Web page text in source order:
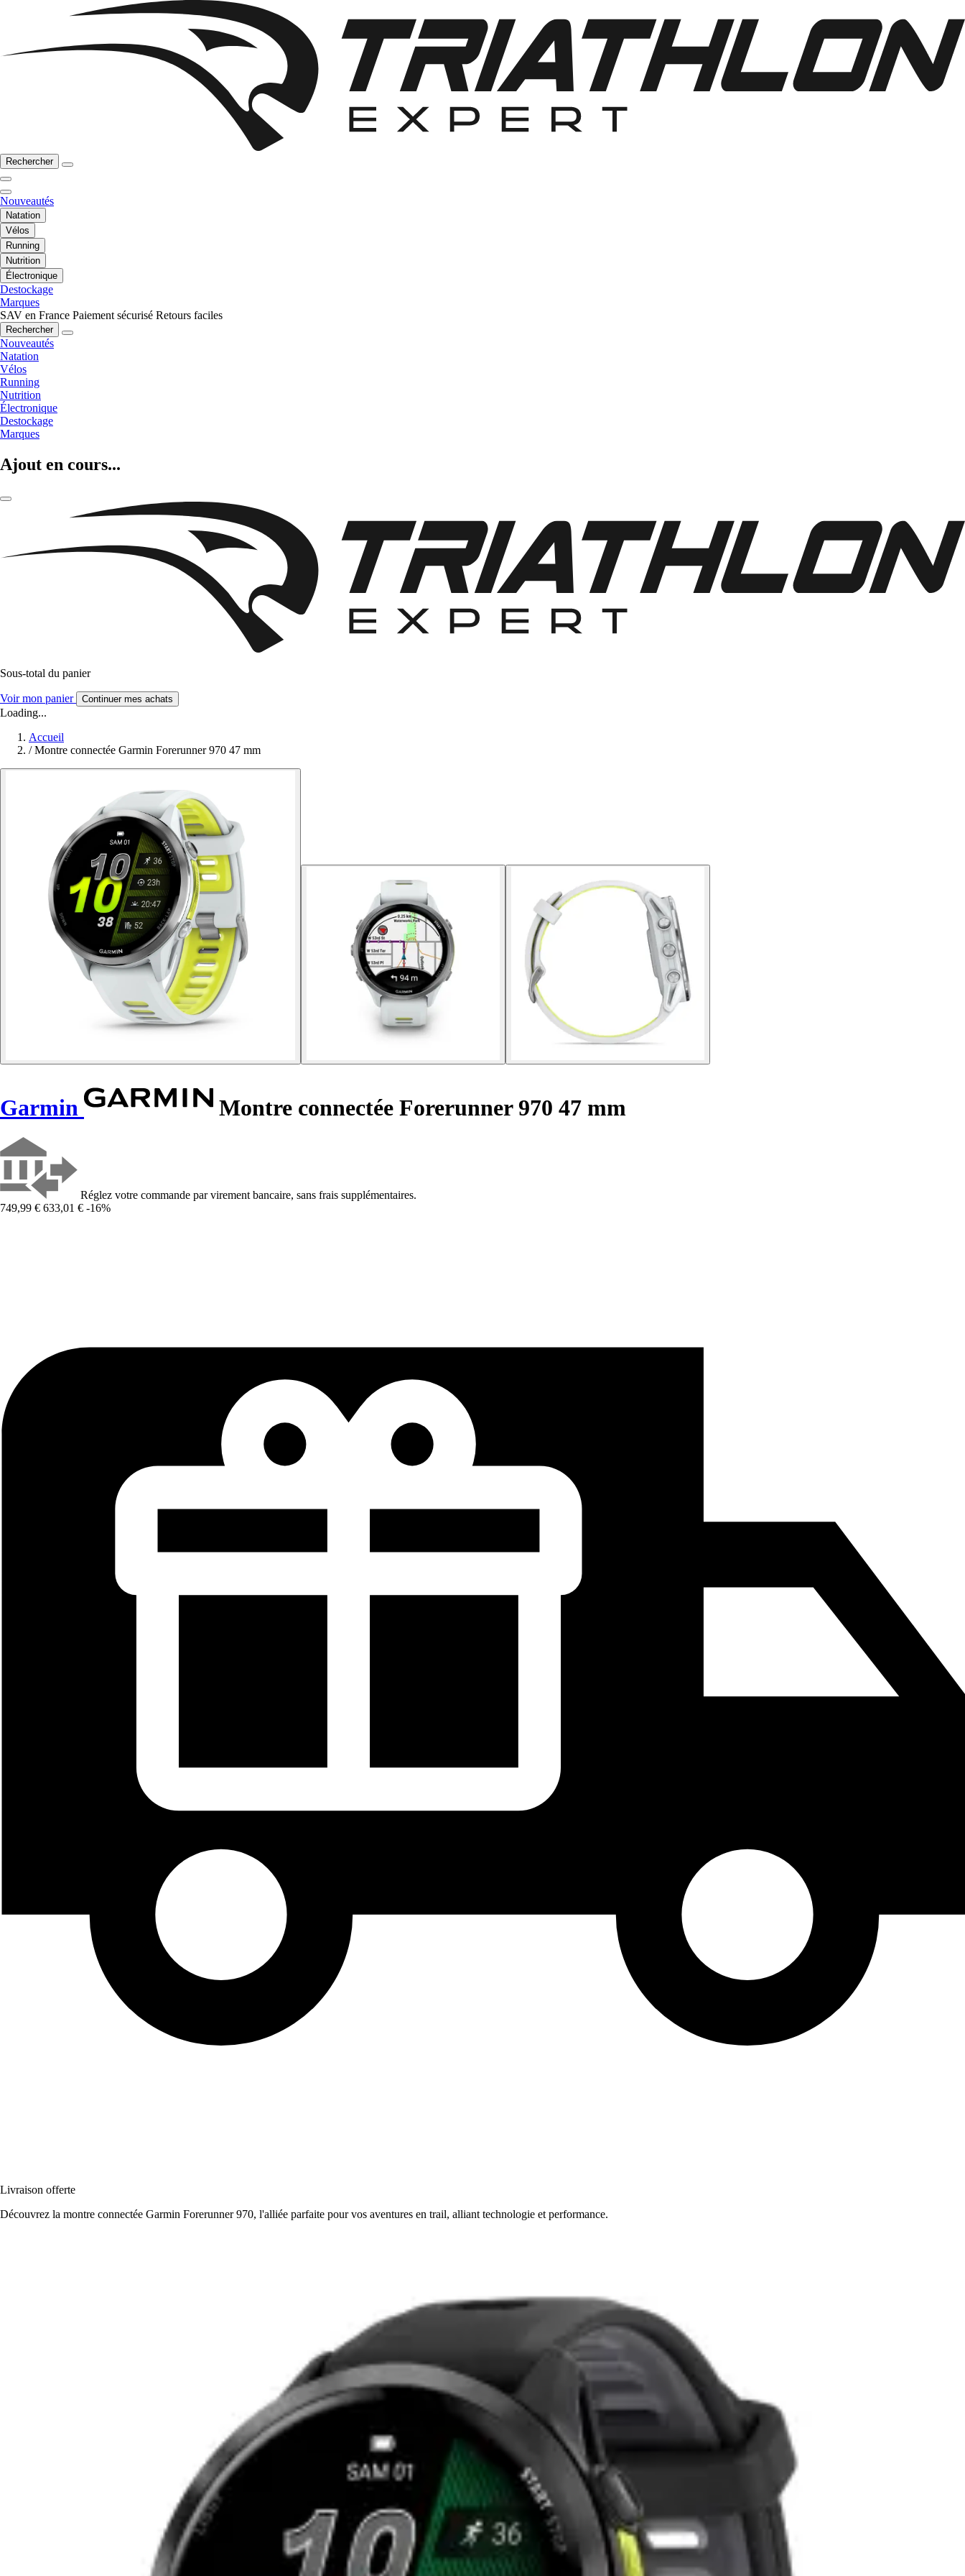
Rechercher
Nouveautés
Natation
Vélos
Running
Nutrition
Électronique
Destockage
Marques
SAV en France Paiement sécurisé Retours faciles
Rechercher
Nouveautés
Natation
Vélos
Running
Nutrition
Électronique
Destockage
Marques
Ajout en cours...
Sous-total du panier
Voir mon panier Continuer mes achats
Loading...
Accueil
/ Montre connectée Garmin Forerunner 970 47 mm
Garmin Montre connectée Forerunner 970 47 mm
Réglez votre commande par virement bancaire, sans frais supplémentaires.
749,99 € 633,01 € -16%
Livraison offerte
Découvrez la montre connectée Garmin Forerunner 970, l'alliée parfaite pour vos aventures en trail, alliant technologie et performance.